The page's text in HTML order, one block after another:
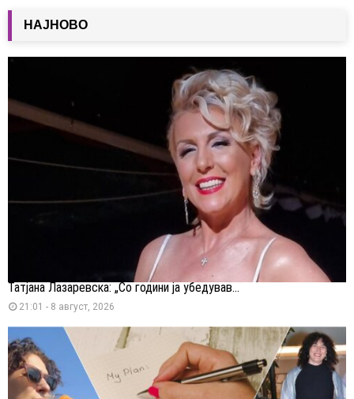
НАЈНОВО
Татјана Лазаревска: „Со години ја убедував...
21:01 - 8 август, 2026